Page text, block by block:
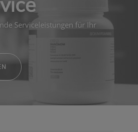
Serviceleistungen für Ihr